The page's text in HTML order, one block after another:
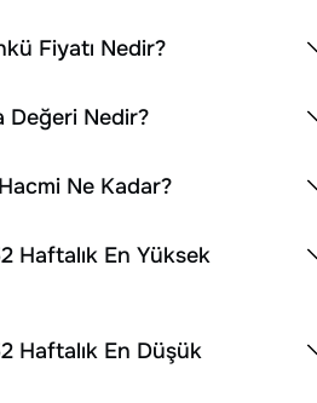
Fiyatı Nedir?
Değeri Nedir?
Ne Kadar?
Haftalık En Yüksek
Haftalık En Düşük